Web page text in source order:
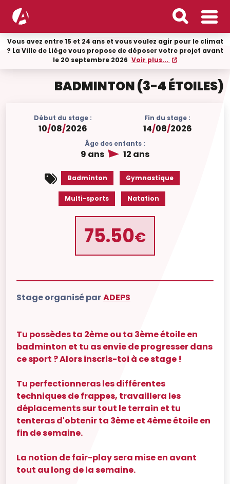
Vous avez entre 15 et 24 ans et vous voulez agir pour le climat
? La Ville de Liège vous propose de déposer votre projet avant
le 20 septembre 2026 Voir plus...
BADMINTON (3-4 ÉTOILES)
Début du stage :
10/08/2026
Fin du stage :
14/08/2026
Âge des enfants :
9 ans 12 ans
Badminton Gymnastique
Multi-sports Natation
75.50€
Stage organisé parADEPS
Tu possèdes ta 2ème ou ta 3ème étoile en
badminton et tu as envie de progresser dans
ce sport ? Alors inscris-toi à ce stage !
Tu perfectionneras les différentes
techniques de frappes, travaillera les
déplacements sur tout le terrain et tu
tenteras d'obtenir ta 3ème et 4ème étoile en
fin de semaine.
La notion de fair-play sera mise en avant
tout au long de la semaine.